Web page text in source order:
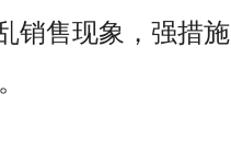
销售现象，强措